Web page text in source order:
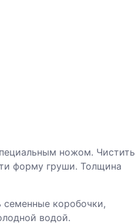
ножом. Чистить
форму груши. Толщина
семенные коробочки,
водой.